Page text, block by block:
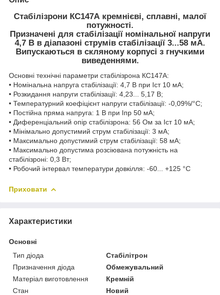
Стабілізрони КС147А кремнієві, сплавні, малої
потужності.
Призначені для стабілізації номінальної напруги
4,7 В в діапазоні струмів стабілізації 3...58 мА.
Випускаються в скляному корпусі з гнучкими
виведеннями.
Основні технічні параметри стабілізрона КС147А:
• Номінальна напруга стабілізації: 4,7 В при Iст 10 мА;
• Розкидання напруги стабілізації: 4,23... 5,17 В;
• Температурний коефіцієнт напруги стабілізації: -0,09%/°С;
• Постійна пряма напруга: 1 В при Iпр 50 мА;
• Диференціальний опір стабілізрона: 56 Ом за Iст 10 мА;
• Мінімально допустимий струм стабілізації: 3 мА;
• Максимально допустимий струм стабілізації: 58 мА;
• Максимально допустима розсіювана потужність на
стабілізроні: 0,3 Вт;
• Робочий інтервал температури довкілля: -60... +125 °С
Приховати
Характеристики
Основні
Тип діода
Стабілітрон
Призначення діода
Обмежувальний
Матеріал виготовлення
Кремній
Стан
Новий